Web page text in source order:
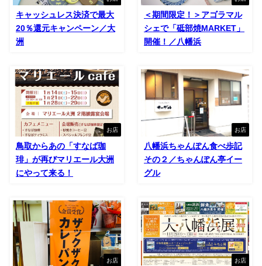
キャッシュレス決済で最大
20％還元キャンペーン／大
洲
＜期間限定！＞アゴラマル
シェで「砥部焼MARKET」
開催！／八幡浜
お店
鳥取からあの「すなば珈
琲」が再びマリエール大洲
にやって来る！
お店
八幡浜ちゃんぽん食べ歩記
その２／ちゃんぽん亭イー
グル
お店 お店